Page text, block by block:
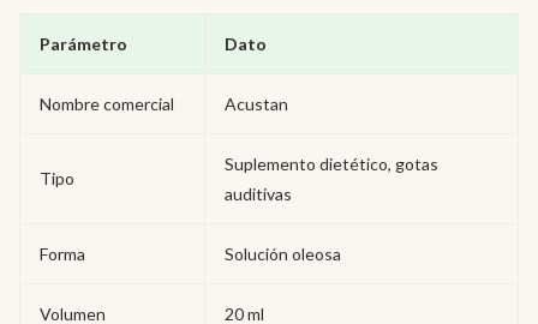
Parámetro Dato
Nombre comercial Acustan
Tipo
Suplemento dietético, gotas
auditivas
Forma Solución oleosa
Volumen 20 ml